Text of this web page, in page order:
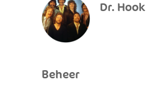
Dr. Hook
Beheer